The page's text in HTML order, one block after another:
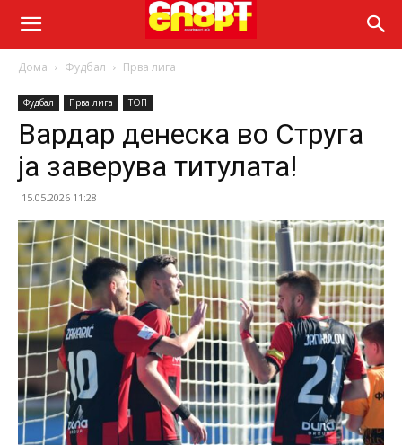
Дома Фудбал Прва лига
Фудбал Прва лига ТОП
Вардар денеска во Струга
ја заверува титулата!
15.05.2026 11:28